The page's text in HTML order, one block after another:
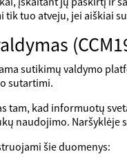
tik tuo atveju, jei aiškiai
sutikimų valdymo
sutartimi.
tam, kad informuotų
naudojimo. Naršyklėje
šie duomenys: